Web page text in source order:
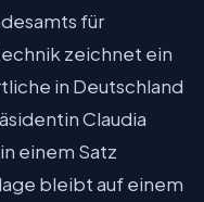
für
zeichnet ein
in Deutschland
Claudia
einem Satz
bleibt auf einem